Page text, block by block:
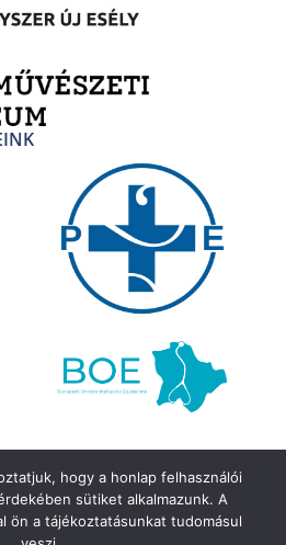
hogy a honlap felhasználói
sütiket alkalmazunk. A
ön a tájékoztatásunkat tudomásul